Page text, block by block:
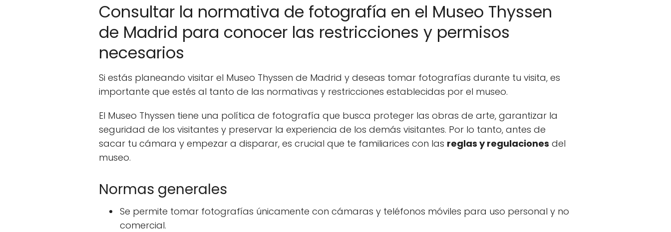
Consultar la normativa de fotografía en el Museo Thyssen
de Madrid para conocer las restricciones y permisos
necesarios
Si estás planeando visitar el Museo Thyssen de Madrid y deseas tomar fotografías durante tu visita, es
importante que estés al tanto de las normativas y restricciones establecidas por el museo.
El Museo Thyssen tiene una política de fotografía que busca proteger las obras de arte, garantizar la
seguridad de los visitantes y preservar la experiencia de los demás visitantes. Por lo tanto, antes de
sacar tu cámara y empezar a disparar, es crucial que te familiarices con las reglas y regulaciones del
museo.
Normas generales
Se permite tomar fotografías únicamente con cámaras y teléfonos móviles para uso personal y no
comercial.